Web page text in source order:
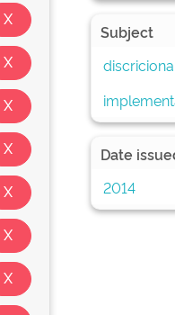
Subject
Date
2014